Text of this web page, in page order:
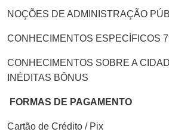
NOÇÕES DE ADMINISTRAÇÃO
CONHECIMENTOS ESPECÍFICOS
CONHECIMENTOS SOBRE A
INÉDITAS BÔNUS
FORMAS DE PAGAMENTO
Cartão de Crédito / Pix